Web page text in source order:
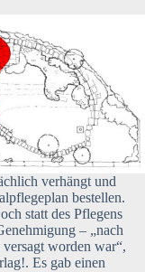
verhängt und
bestellen.
statt des Pflegens
– „nach
worden war“,
Es gab einen